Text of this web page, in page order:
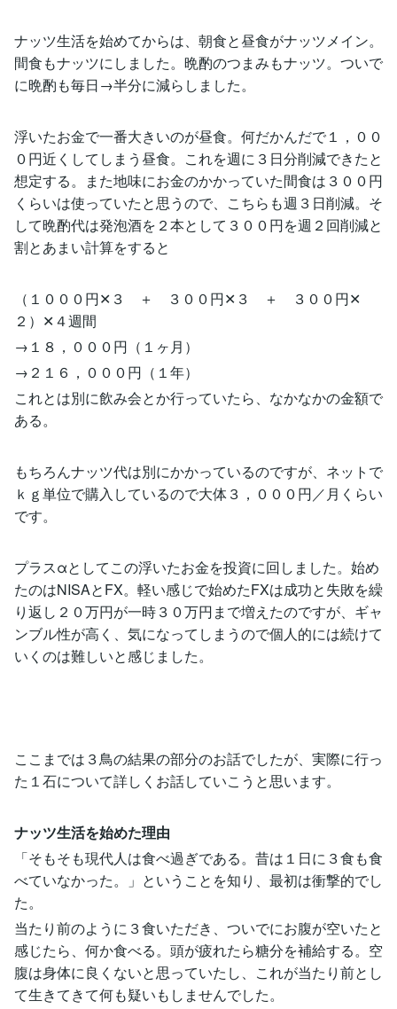
ナッツ生活を始めてからは、朝食と昼食がナッツメイン。
間食もナッツにしました。晩酌のつまみもナッツ。ついで
に晩酌も毎日→半分に減らしました。
浮いたお金で一番大きいのが昼食。何だかんだで１，００
０円近くしてしまう昼食。これを週に３日分削減できたと
想定する。また地味にお金のかかっていた間食は３００円
くらいは使っていたと思うので、こちらも週３日削減。そ
して晩酌代は発泡酒を２本として３００円を週２回削減と
割とあまい計算をすると
（１０００円✕３ ＋ ３００円✕３ ＋ ３００円✕
２）✕４週間
→１８，０００円（１ヶ月）
→２１６，０００円（１年）
これとは別に飲み会とか行っていたら、なかなかの金額で
ある。
もちろんナッツ代は別にかかっているのですが、ネットで
ｋｇ単位で購入しているので大体３，０００円／月くらい
です。
プラスαとしてこの浮いたお金を投資に回しました。始め
たのはNISAとFX。軽い感じで始めたFXは成功と失敗を繰
り返し２０万円が一時３０万円まで増えたのですが、ギャ
ンブル性が高く、気になってしまうので個人的には続けて
いくのは難しいと感じました。
ここまでは３鳥の結果の部分のお話でしたが、実際に行っ
た１石について詳しくお話していこうと思います。
ナッツ生活を始めた理由
「そもそも現代人は食べ過ぎである。昔は１日に３食も食
べていなかった。」ということを知り、最初は衝撃的でし
た。
当たり前のように３食いただき、ついでにお腹が空いたと
感じたら、何か食べる。頭が疲れたら糖分を補給する。空
腹は身体に良くないと思っていたし、これが当たり前とし
て生きてきて何も疑いもしませんでした。